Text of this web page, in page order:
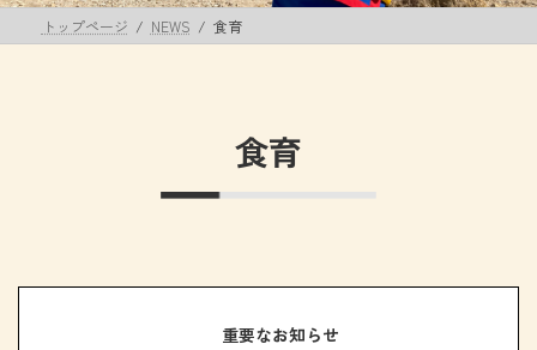
トップページ NEWS 食育
食育
重要なお知らせ